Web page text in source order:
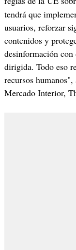
tendrá que
usuarios, reforzar
contenidos y
desinformación
dirigida. Todo eso
recursos
Mercado Interior,